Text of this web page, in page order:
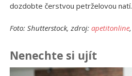
dozdobte čerstvou petrželovou natí.
Foto: Shutterstock, zdroj: apetitonline,
Nenechte si ujít